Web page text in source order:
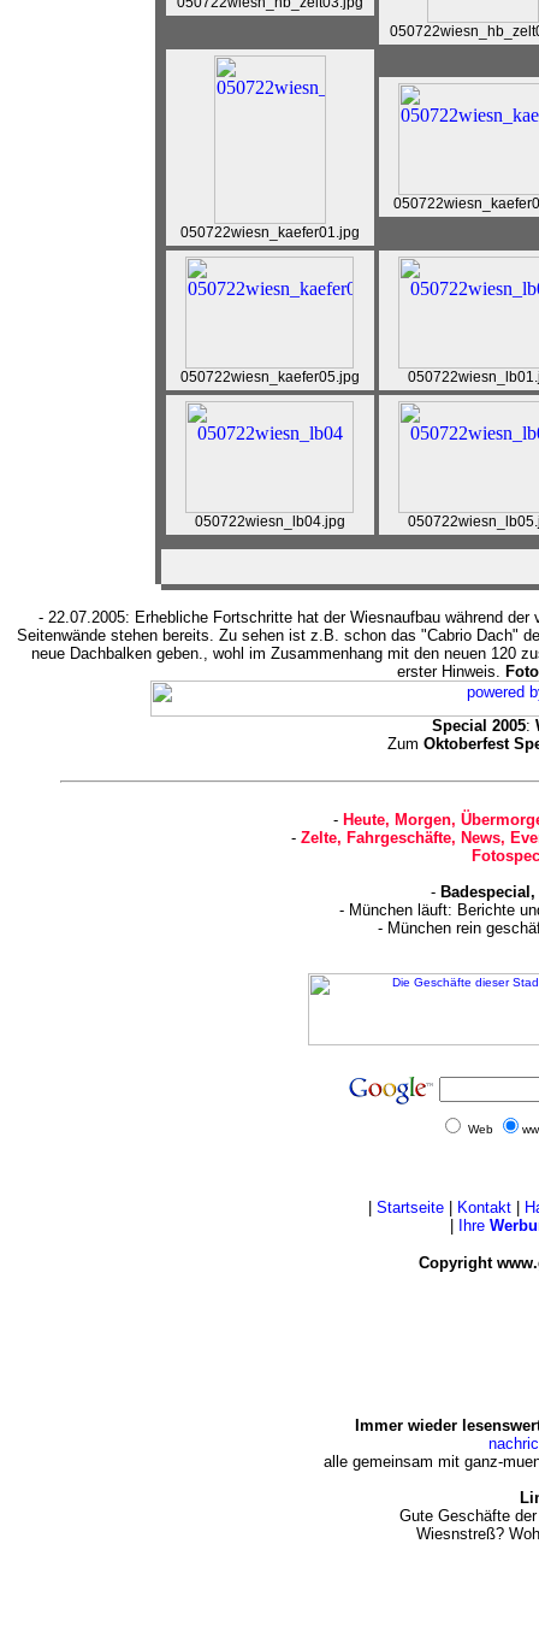
050722wiesn_kaefer01.jpg
050722wiesn_kaefer05.jpg
050722wiesn_lb04.jpg
- 22.07.2005: Erhebliche Fortschritte hat der Wiesnaufbau während
Seitenwände stehen bereits. Zu sehen ist z.B. schon das "Cabrio Dach"
neue Dachbalken geben., wohl im Zusammenhang mit den neuen 120
erster Hinweis.
Special 2005:
Zum Oktoberfest
- Heute, Morgen,
- Zelte, Fahrgeschäfte, News,
-
- München läuft: Berichte
- München rein
Web
Startseite| Kontakt|
Ihre
Copyright
Immer wieder
alle gemeinsam mit ganz-
Gute Geschäfte
Wiesnstreß?